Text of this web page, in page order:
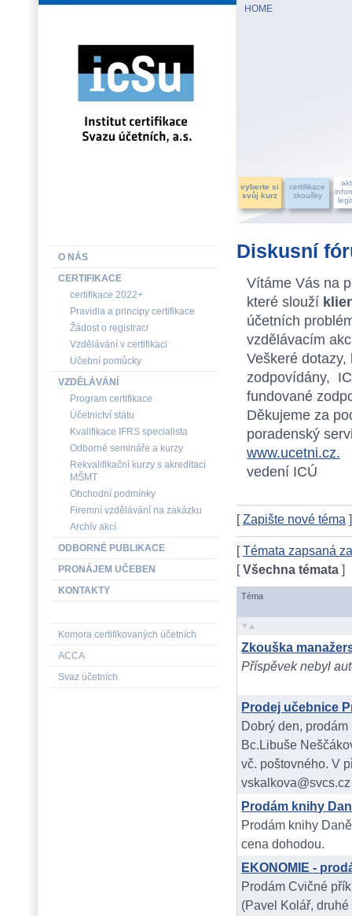
HOME
vyberte si
svůj kurz
certifikace
zkoušky
Diskusní
Vítáme Vás na
které slouží
účetních
vzdělávacím
Veškeré
zodpovídány,
fundované
Děkujeme za
poradenský
www.ucetni.cz.
vedení ICÚ
[Zapište nové téma ]
[Témata zapsaná
[Všechna témata ]
Téma
Zkouška
Příspěvek nebyl
Prodej učebnice
Dobrý den,
Bc.Libuše
vč. poštovného. V
Prodám knihy
Prodám knihy
cena dohodou.
EKONOMIE -
Prodám Cvičné
(Pavel Kolář,
O NÁS
CERTIFIKACE
certifikace 2022+
Pravidla a principy certifikace
Žádost o registraci
Vzdělávání v certifikaci
Učební pomůcky
VZDĚLÁVÁNÍ
Program certifikace
Účetnictví státu
Kvalifikace IFRS specialista
Odborné semináře a kurzy
Rekvalifikační kurzy s akreditací
MŠMT
Obchodní podmínky
Firemní vzdělávání na zakázku
Archív akcí
ODBORNÉ PUBLIKACE
PRONÁJEM UČEBEN
KONTAKTY
Komora certifikovaných účetních
ACCA
Svaz účetních